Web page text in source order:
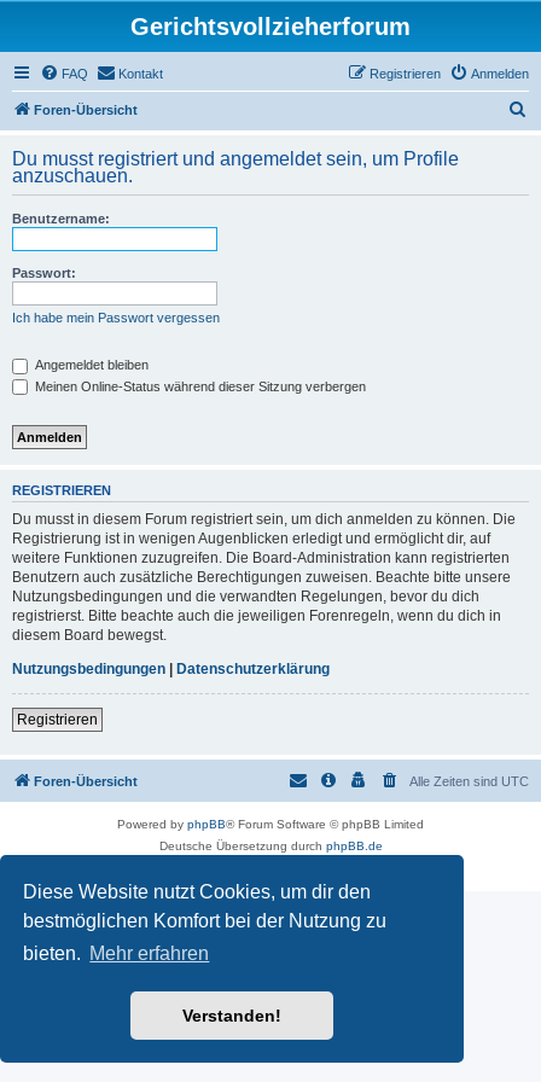
Diese Website nutzt Cookies, um dir den
bestmöglichen Komfort bei der Nutzung zu
bieten. Mehr erfahren
Verstanden!
Gerichtsvollzieherforum
FAQ Kontakt Anmelden
Registrieren
Foren-Übersicht
h
Du musst registriert und angemeldet sein, um Profile
anzuschauen.
Benutzername:
Passwort:
Ich habe mein Passwort vergessen
Angemeldet bleiben
Meinen Online-Status während dieser Sitzung verbergen
REGISTRIEREN
Du musst in diesem Forum registriert sein, um dich anmelden zu können. Die
Registrierung ist in wenigen Augenblicken erledigt und ermöglicht dir, auf
weitere Funktionen zuzugreifen. Die Board-Administration kann registrierten
Benutzern auch zusätzliche Berechtigungen zuweisen. Beachte bitte unsere
Nutzungsbedingungen und die verwandten Regelungen, bevor du dich
registrierst. Bitte beachte auch die jeweiligen Forenregeln, wenn du dich in
diesem Board bewegst.
Nutzungsbedingungen | Datenschutzerklärung
Registrieren
Foren-Übersicht Alle Zeiten sind UTC
Powered by phpBB® Forum Software © phpBB Limited
Deutsche Übersetzung durch phpBB.de